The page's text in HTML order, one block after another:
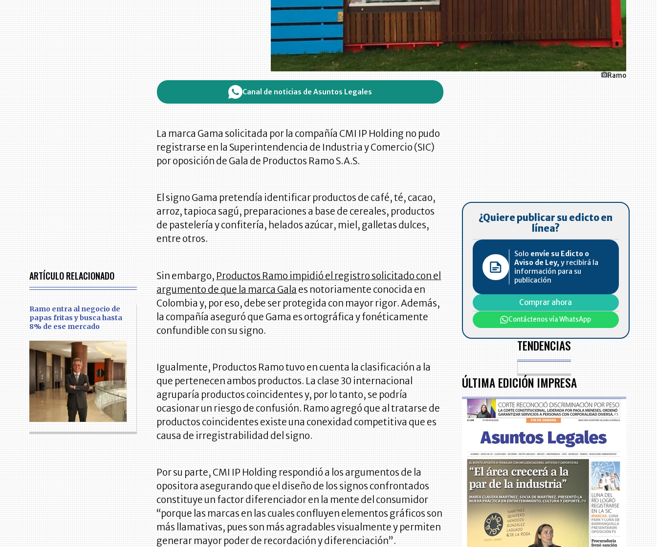
Ramo
Canal de noticias de Asuntos Legales
La marca Gama solicitada por la compañía CMI IP Holding no pudo
registrarse en la Superintendencia de Industria y Comercio (SIC)
por oposición de Gala de Productos Ramo S.A.S.
El signo Gama pretendía identificar productos de café, té, cacao,
arroz, tapioca sagú, preparaciones a base de cereales, productos
de pastelería y confitería, helados azúcar, miel, galletas dulces,
entre otros.
ARTÍCULO RELACIONADO
Ramo entra al negocio de
papas fritas y busca hasta
8% de ese mercado
Sin embargo, Productos Ramo impidió el registro solicitado con el
argumento de que la marca Gala es notoriamente conocida en
Colombia y, por eso, debe ser protegida con mayor rigor. Además,
la compañía aseguró que Gama es ortográfica y fonéticamente
confundible con su signo.
Igualmente, Productos Ramo tuvo en cuenta la clasificación a la
que pertenecen ambos productos. La clase 30 internacional
agruparía productos coincidentes y, por lo tanto, se podría
ocasionar un riesgo de confusión. Ramo agregó que al tratarse de
productos coincidentes existe una conexidad competitiva que es
causa de irregistrabilidad del signo.
Por su parte, CMI IP Holding respondió a los argumentos de la
opositora asegurando que el diseño de los signos confrontados
constituye un factor diferenciador en la mente del consumidor
“porque las marcas en las cuales confluyen elementos gráficos son
más llamativas, pues son más agradables visualmente y permiten
generar mayor poder de recordación y diferenciación”.
¿Quiere publicar su edicto en
línea?
Solo envíe su Edicto o
Aviso de Ley, y recibirá la
información para su
publicación
Comprar ahora
Contáctenos vía WhatsApp
TENDENCIAS
ÚLTIMA EDICIÓN IMPRESA